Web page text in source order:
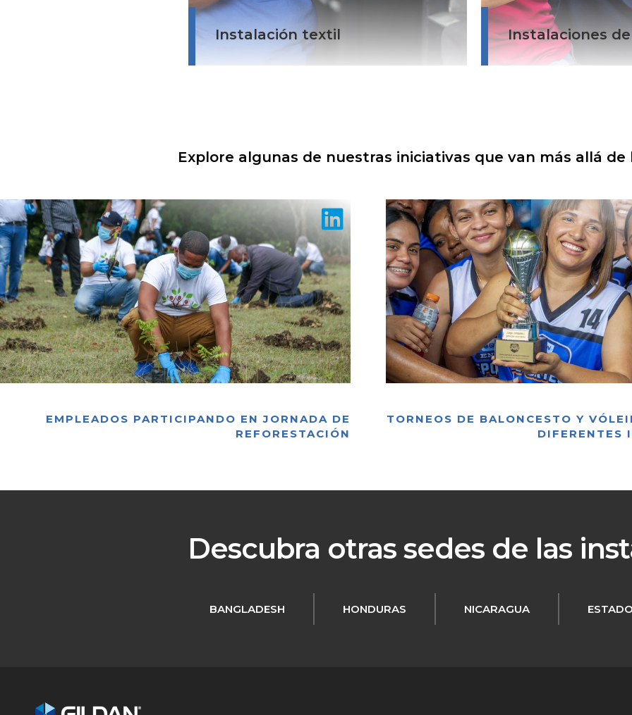
Instalación textil Instalaciones
Explore algunas de nuestras iniciativas que van más allá
EMPLEADOS PARTICIPANDO EN JORNADA DE
REFORESTACIÓN
TORNEOS DE BALONCESTO Y
DIFERENTES
Descubra otras sedes de las
BANGLADESH HONDURAS NICARAGUA